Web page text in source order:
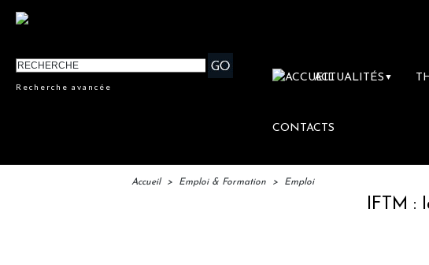
Recherche avancée
ACTUALITÉS ▼
CONTACTS
Accueil > Emploi & Formation > Emploi
IFTM :